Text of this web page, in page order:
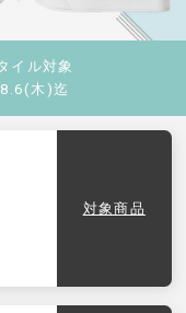
イル対象
8.6(木)迄
対象商品